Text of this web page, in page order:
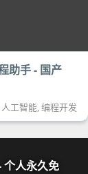
助手 - 国产
人工智能,编程开发
人永久免